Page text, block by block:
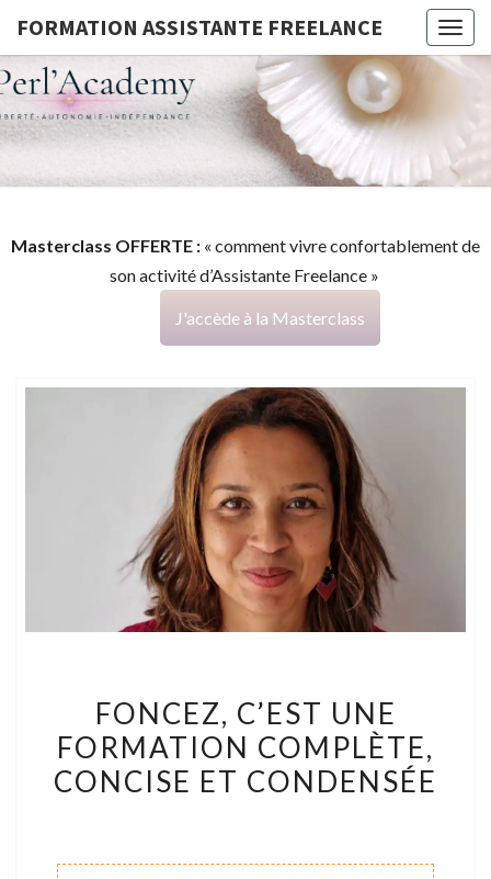
FORMATION ASSISTANTE FREELANCE
G
Masterclass OFFERTE : « comment vivre confortablement de
son activité d’Assistante Freelance »
J'accède à la Masterclass
C’EST
UNE
FORMATION
ET
FONCEZ, C’EST UNE
FORMATION COMPLÈTE,
CONCISE ET CONDENSÉE